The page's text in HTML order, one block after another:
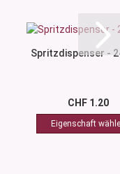
Spritzdispenser -
CHF 1.20